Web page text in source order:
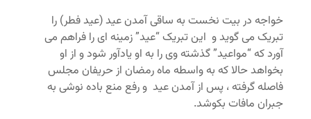
خواجه در بیت نخست به ساقی آمدن عید (عید فطر) را
تبریک می گوید و این تبریک “عید” زمینه ای را فراهم می
آورد که “مواعید” گذشته وی را به او یادآور شود و از او
بخواهد حالا که به واسطه ماه رمضان از حریفان مجلس
فاصله گرفته ، پس از آمدن عید و رفع منع باده نوشی به
جبران مافات بکوشد.